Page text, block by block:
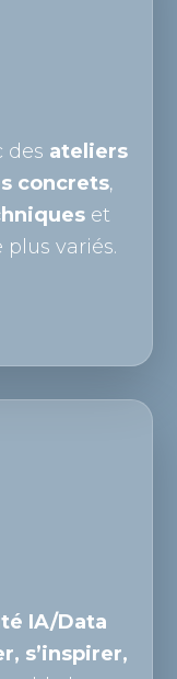
des ateliers
concrets,
et
variés.
IA/Data
s’inspirer,